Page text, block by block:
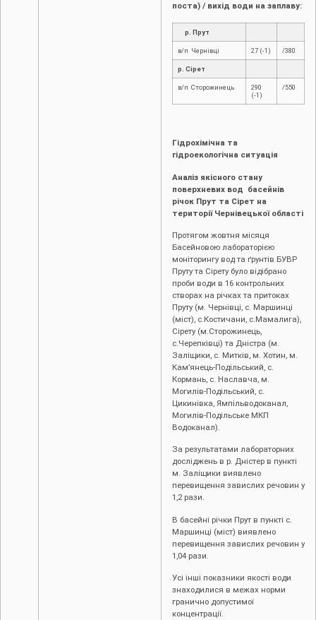
поста) / вихід води на заплаву:
р. Прут
в/п Чернівці 27 (-1) /380
р. Сірет
в/п Сторожинець
290
(-1)
/550
Гідрохімічна та
гідроекологічна ситуація
Аналіз якісного стану
поверхневих вод басейнів
річок Прут та Сірет на
території Чернівецької області
Протягом жовтня місяця
Басейновою лабораторією
моніторингу вод та ґрунтів БУВР
Пруту та Сірету було відібрано
проби води в 16 контрольних
створах на річках та притоках
Пруту (м. Чернівці, с. Маршинці
(міст), с.Костичани, с.Мамалига),
Сірету (м.Сторожинець,
с.Черепківці) та Дністра (м.
Заліщики, с. Митків, м. Хотин, м.
Кам’янець-Подільський, с.
Кормань, с. Наславча, м.
Могилів-Подільський, с.
Цикинівка, Ямпільводоканал,
Могилів-Подільське МКП
Водоканал).
За результатами лабораторних
досліджень в р. Дністер в пункті
м. Заліщики виявлено
перевищення завислих речовин у
1,2 рази.
В басейні річки Прут в пункті с.
Маршинці (міст) виявлено
перевищення завислих речовин у
1,04 рази.
Усі інші показники якості води
знаходилися в межах норми
гранично допустимої
концентрації.